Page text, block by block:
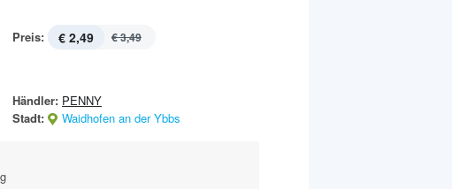
Preis: € 2,49 € 3,49
Händler: PENNY
Stadt:
Waidhofen an der Ybbs